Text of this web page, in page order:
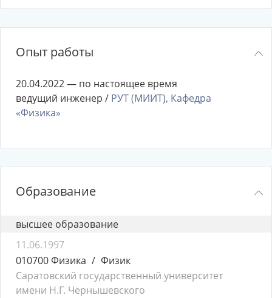
Опыт работы
20.04.2022 — по настоящее время
ведущий инженер / РУТ (МИИТ), Кафедра
«Физика»
Образование
высшее образование
11.06.1997
010700 Физика
Физик
Саратовский государственный университет
имени Н.Г. Чернышевского